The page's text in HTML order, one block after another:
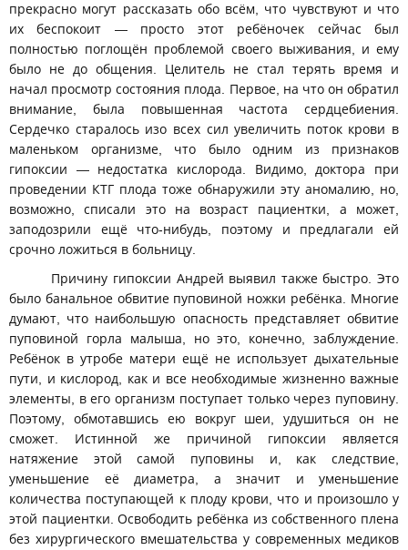
прекрасно могут рассказать обо всём, что чувствуют и что
их беспокоит — просто этот ребёночек сейчас был
полностью поглощён проблемой своего выживания, и ему
было не до общения. Целитель не стал терять время и
начал просмотр состояния плода. Первое, на что он обратил
внимание, была повышенная частота сердцебиения.
Сердечко старалось изо всех сил увеличить поток крови в
маленьком организме, что было одним из признаков
гипоксии — недостатка кислорода. Видимо, доктора при
проведении КТГ плода тоже обнаружили эту аномалию, но,
возможно, списали это на возраст пациентки, а может,
заподозрили ещё что-нибудь, поэтому и предлагали ей
срочно ложиться в больницу.
Причину гипоксии Андрей выявил также быстро. Это
было банальное обвитие пуповиной ножки ребёнка. Многие
думают, что наибольшую опасность представляет обвитие
пуповиной горла малыша, но это, конечно, заблуждение.
Ребёнок в утробе матери ещё не использует дыхательные
пути, и кислород, как и все необходимые жизненно важные
элементы, в его организм поступает только через пуповину.
Поэтому, обмотавшись ею вокруг шеи, удушиться он не
сможет. Истинной же причиной гипоксии является
натяжение этой самой пуповины и, как следствие,
уменьшение её диаметра, а значит и уменьшение
количества поступающей к плоду крови, что и произошло у
этой пациентки. Освободить ребёнка из собственного плена
без хирургического вмешательства у современных медиков